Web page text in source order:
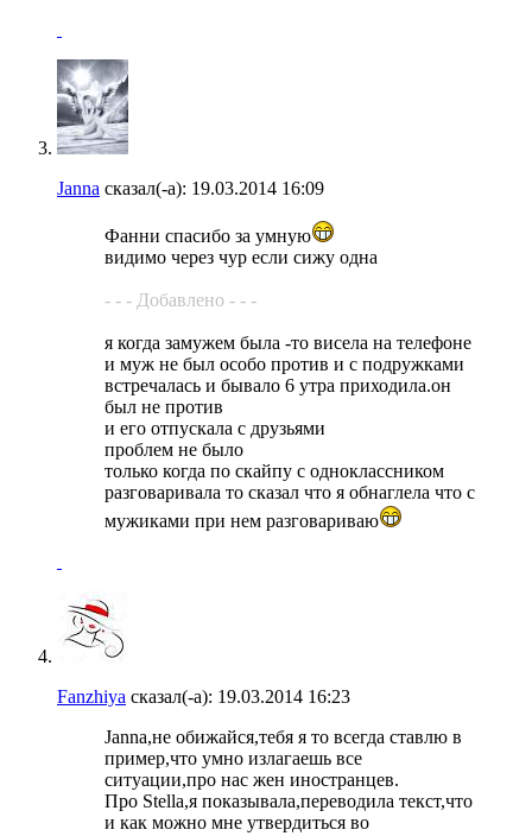
Janna сказал(-а): 19.03.2014 16:09
Фанни спасибо за умную
видимо через чур если сижу одна
- - - Добавлено - - -
я когда замужем была -то висела на телефоне
и муж не был особо против и с подружками
встречалась и бывало 6 утра приходила.он
был не против
и его отпускала с друзьями
проблем не было
только когда по скайпу с одноклассником
разговаривала то сказал что я обнаглела что с
мужиками при нем разговариваю
Fanzhiya сказал(-а): 19.03.2014 16:23
Janna,не обижайся,тебя я то всегда ставлю в
пример,что умно излагаешь все
ситуации,про нас жен иностранцев.
Про Stella,я показывала,переводила текст,что
и как можно мне утвердиться во